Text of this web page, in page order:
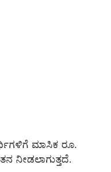
ಮಾಸಿಕ ರೂ.
ನೀಡಲಾಗುತ್ತದೆ.